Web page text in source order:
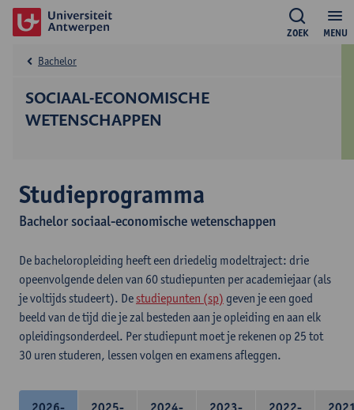
MENU
ZOEK
SOCIAAL-ECONOMISCHE
WETENSCHAPPEN
Bachelor
Studieprogramma
Bachelor sociaal-economische wetenschappen
De bacheloropleiding heeft een driedelig modeltraject: drie
opeenvolgende delen van 60 studiepunten per academiejaar (als
je voltijds studeert). De studiepunten (sp) geven je een goed
beeld van de tijd die je zal besteden aan je opleiding en aan elk
opleidingsonderdeel. Per studiepunt moet je rekenen op 25 tot
30 uren studeren, lessen volgen en examens afleggen.